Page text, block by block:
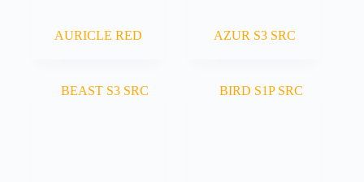
AURICLE RED AZUR S3 SRC